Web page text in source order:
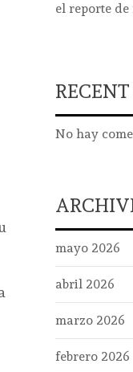
el reporte de
No hay
mayo 2026
abril 2026
marzo 2026
febrero 2026